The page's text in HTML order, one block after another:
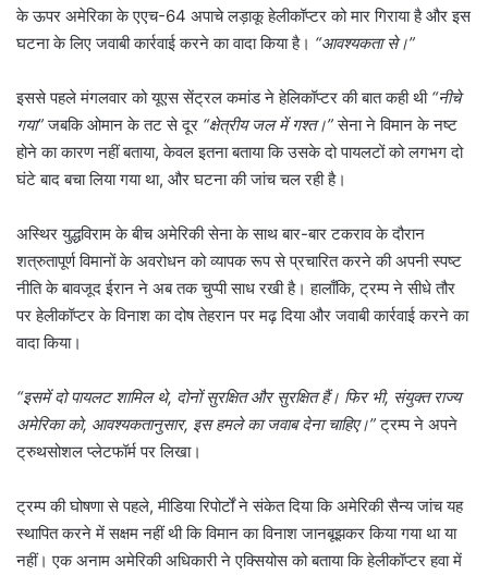
के ऊपर अमेरिका के एएच-64 अपाचे लड़ाकू हेलीकॉप्टर को मार गिराया है और इस
घटना के लिए जवाबी कार्रवाई करने का वादा किया है। “आवश्यकता से।”
इससे पहले मंगलवार को यूएस सेंट्रल कमांड ने हेलिकॉप्टर की बात कही थी “नीचे
गया”जबकि ओमान के तट से दूर “क्षेत्रीय जल में गश्त।”सेना ने विमान के नष्ट
होने का कारण नहीं बताया, केवल इतना बताया कि उसके दो पायलटों को लगभग दो
घंटे बाद बचा लिया गया था, और घटना की जांच चल रही है।
अस्थिर युद्धविराम के बीच अमेरिकी सेना के साथ बार-बार टकराव के दौरान
शत्रुतापूर्ण विमानों के अवरोधन को व्यापक रूप से प्रचारित करने की अपनी स्पष्ट
नीति के बावजूद ईरान ने अब तक चुप्पी साध रखी है। हालाँकि, ट्रम्प ने सीधे तौर
पर हेलीकॉप्टर के विनाश का दोष तेहरान पर मढ़ दिया और जवाबी कार्रवाई करने का
वादा किया।
“इसमें दो पायलट शामिल थे, दोनों सुरक्षित और सुरक्षित हैं। फिर भी, संयुक्त राज्य
अमेरिका को, आवश्यकतानुसार, इस हमले का जवाब देना चाहिए।”ट्रम्प ने अपने
ट्रुथसोशल प्लेटफॉर्म पर लिखा।
ट्रम्प की घोषणा से पहले, मीडिया रिपोर्टों ने संकेत दिया कि अमेरिकी सैन्य जांच यह
स्थापित करने में सक्षम नहीं थी कि विमान का विनाश जानबूझकर किया गया था या
नहीं। एक अनाम अमेरिकी अधिकारी ने एक्सियोस को बताया कि हेलीकॉप्टर हवा में